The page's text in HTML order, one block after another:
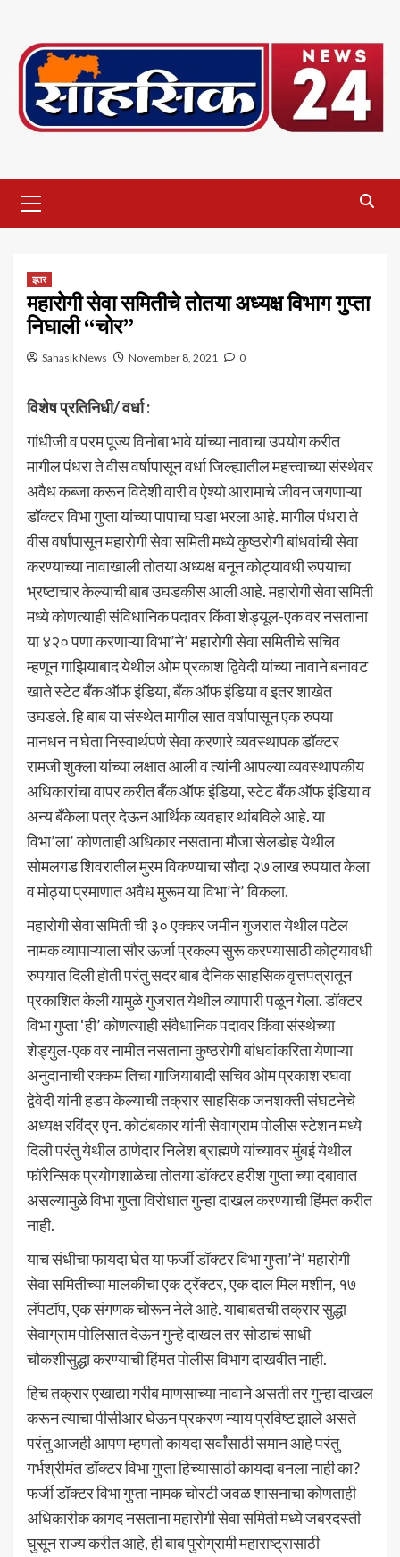
content
Menu
इतर
महारोगी सेवा समितीचे तोतया अध्यक्ष विभाग गुप्ता
निघाली “चोर”
Sahasik News November 8, 2021 0
विशेष प्रतिनिधी/ वर्धा:
गांधीजी व परम पूज्य विनोबा भावे यांच्या नावाचा उपयोग करीत
मागील पंधरा ते वीस वर्षापासून वर्धा जिल्ह्यातील महत्त्वाच्या संस्थेवर
अवैध कब्जा करून विदेशी वारी व ऐश्यो आरामाचे जीवन जगणाऱ्या
डॉक्टर विभा गुप्ता यांच्या पापाचा घडा भरला आहे. मागील पंधरा ते
वीस वर्षांपासून महारोगी सेवा समिती मध्ये कुष्ठरोगी बांधवांची सेवा
करण्याच्या नावाखाली तोतया अध्यक्ष बनून कोट्यावधी रुपयाचा
भ्रष्टाचार केल्याची बाब उघडकीस आली आहे. महारोगी सेवा समिती
मध्ये कोणत्याही संविधानिक पदावर किंवा शेड्यूल-एक वर नसताना
या ४२० पणा करणाऱ्या विभा’ने’ महारोगी सेवा समितीचे सचिव
म्हणून गाझियाबाद येथील ओम प्रकाश द्विवेदी यांच्या नावाने बनावट
खाते स्टेट बँक ऑफ इंडिया, बँक ऑफ इंडिया व इतर शाखेत
उघडले. हि बाब या संस्थेत मागील सात वर्षापासून एक रुपया
मानधन न घेता निस्वार्थपणे सेवा करणारे व्यवस्थापक डॉक्टर
रामजी शुक्ला यांच्या लक्षात आली व त्यांनी आपल्या व्यवस्थापकीय
अधिकारांचा वापर करीत बँक ऑफ इंडिया, स्टेट बँक ऑफ इंडिया व
अन्य बँकेला पत्र देऊन आर्थिक व्यवहार थांबविले आहे. या
विभा’ला’ कोणताही अधिकार नसताना मौजा सेलडोह येथील
सोमलगड शिवरातील मुरम विकण्याचा सौदा २७ लाख रुपयात केला
व मोठ्या प्रमाणात अवैध मुरूम या विभा’ने’ विकला.
महारोगी सेवा समिती ची ३० एक्कर जमीन गुजरात येथील पटेल
नामक व्यापाऱ्याला सौर ऊर्जा प्रकल्प सुरू करण्यासाठी कोट्यावधी
रुपयात दिली होती परंतु सदर बाब दैनिक साहसिक वृत्तपत्रातून
प्रकाशित केली यामुळे गुजरात येथील व्यापारी पळून गेला. डॉक्टर
विभा गुप्ता ‘ही’ कोणत्याही संवैधानिक पदावर किंवा संस्थेच्या
शेड्युल-एक वर नामीत नसताना कुष्ठरोगी बांधवांकरिता येणाऱ्या
अनुदानाची रक्कम तिचा गाजियाबादी सचिव ओम प्रकाश रघवा
द्वेवेदी यांनी हडप केल्याची तक्रार साहसिक जनशक्ती संघटनेचे
अध्यक्ष रविंद्र एन. कोटंबकार यांनी सेवाग्राम पोलीस स्टेशन मध्ये
दिली परंतु येथील ठाणेदार निलेश ब्राह्मणे यांच्यावर मुंबई येथील
फॉरेन्सिक प्रयोगशाळेचा तोतया डॉक्टर हरीश गुप्ता च्या दबावात
असल्यामुळे विभा गुप्ता विरोधात गुन्हा दाखल करण्याची हिंमत करीत
नाही.
याच संधीचा फायदा घेत या फर्जी डॉक्टर विभा गुप्ता’ने’ महारोगी
सेवा समितीच्या मालकीचा एक ट्रॅक्टर, एक दाल मिल मशीन, १७
लॅपटॉप, एक संगणक चोरून नेले आहे. याबाबतची तक्रार सुद्धा
सेवाग्राम पोलिसात देऊन गुन्हे दाखल तर सोडाचं साधी
चौकशीसुद्धा करण्याची हिंमत पोलीस विभाग दाखवीत नाही.
हिच तक्रार एखाद्या गरीब माणसाच्या नावाने असती तर गुन्हा दाखल
करून त्याचा पीसीआर घेऊन प्रकरण न्याय प्रविष्ट झाले असते
परंतु आजही आपण म्हणतो कायदा सर्वांसाठी समान आहे परंतु
गर्भश्रीमंत डॉक्टर विभा गुप्ता हिच्यासाठी कायदा बनला नाही का?
फर्जी डॉक्टर विभा गुप्ता नामक चोरटी जवळ शासनाचा कोणताही
अधिकारीक कागद नसताना महारोगी सेवा समिती मध्ये जबरदस्ती
घुसून राज्य करीत आहे, ही बाब पुरोग्रामी महाराष्ट्रासाठी